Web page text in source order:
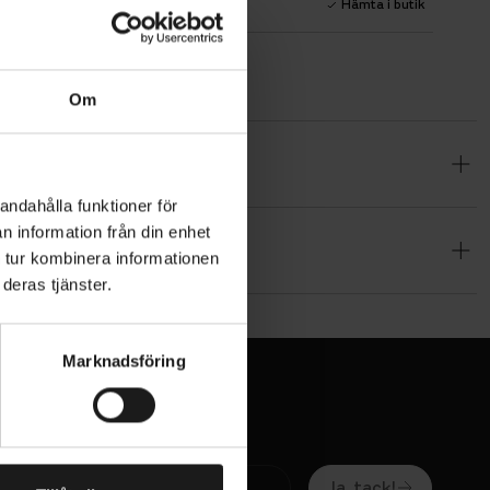
Om
funktioner för
information från din enhet
kombinera informationen
tjänster.
Marknadsföring
Hämta i butik